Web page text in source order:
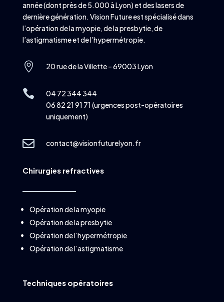
année (dont près de 5.000 à Lyon) et des lasers de
dernière génération. Vision Future est spécialisé dans
l’opération de la myopie, de la presbytie, de
l’astigmatisme et de l’hypermétropie.
 20 rue de la Villette – 69003 Lyon

04 72 344 344
06 82 21 91 71 (urgences post-opératoires
uniquement)
 contact@visionfuturelyon.fr
Chirurgies refractives
Opération de la myopie
Opération de la presbytie
Opération de l’hypermétropie
Opération de l’astigmatisme
Techniques opératoires